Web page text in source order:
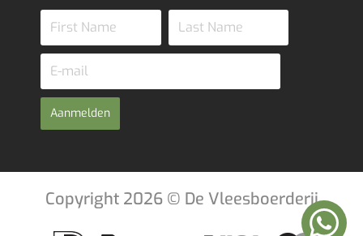
Aanmelden
Copyright 2026 © De Vleesboerderij